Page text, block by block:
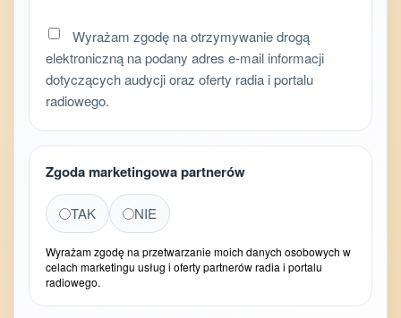
Wyrażam zgodę na otrzymywanie drogą
elektroniczną na podany adres e-mail informacji
dotyczących audycji oraz oferty radia i portalu
radiowego.
Zgoda marketingowa partnerów
TAK NIE
Wyrażam zgodę na przetwarzanie moich danych osobowych w
celach marketingu usług i oferty partnerów radia i portalu
radiowego.